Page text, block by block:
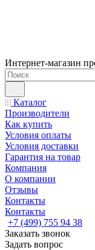
Интернет-магазин
Каталог
Производители
Как купить
Условия оплаты
Условия доставки
Гарантия на товар
Компания
О компании
Отзывы
Контакты
Контакты
+7 (499) 755 94 38
Заказать звонок
Задать вопрос